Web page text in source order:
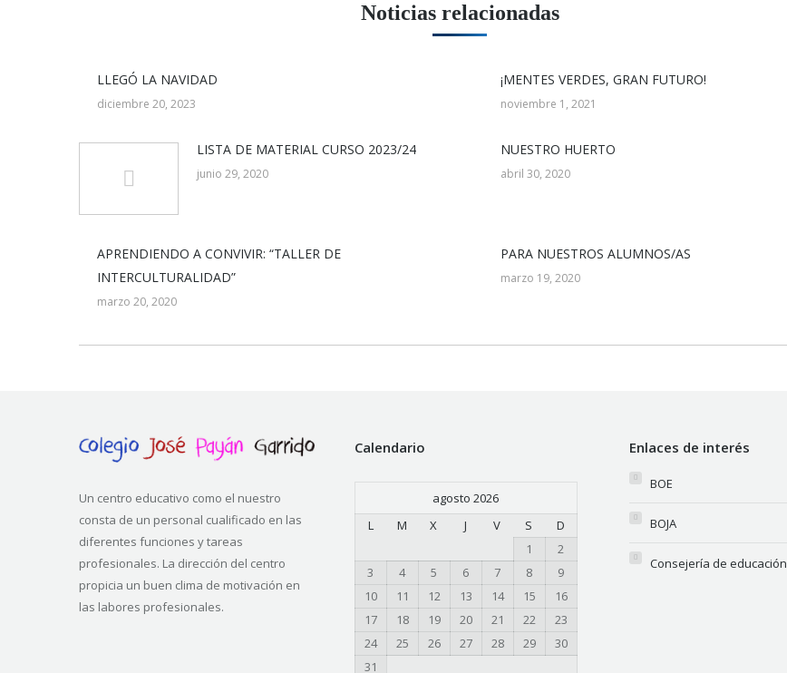
Noticias relacionadas
LLEGÓ LA NAVIDAD
diciembre 20, 2023
¡MENTES VERDES, GRAN FUTURO!
noviembre 1, 2021
LISTA DE MATERIAL CURSO 2023/24
junio 29, 2020
NUESTRO HUERTO
abril 30, 2020
APRENDIENDO A CONVIVIR: “TALLER DE
INTERCULTURALIDAD”
marzo 20, 2020
PARA NUESTROS ALUMNOS/AS
marzo 19, 2020
Un centro educativo como el nuestro
consta de un personal cualificado en las
diferentes funciones y tareas
profesionales. La dirección del centro
propicia un buen clima de motivación en
las labores profesionales.
Calendario
agosto 2026
L
M X J V S
D
1
2
3
4 5 6 7 8
9
10
11 12 13 14 15
16
17
18 19 20 21 22
23
24
25 26 27 28 29
30
31
Enlaces de interés
BOE
BOJA
Consejería de educación